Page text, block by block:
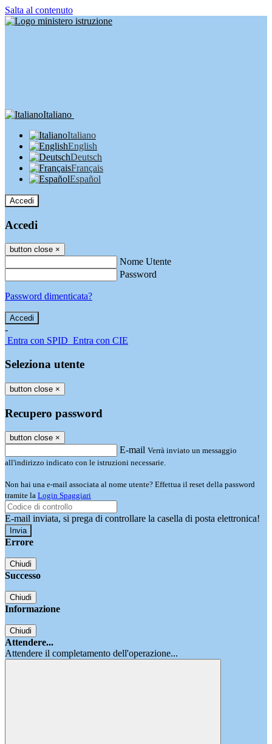
Salta al contenuto
Italiano
Italiano
English
Deutsch
Français
Español
Accedi
Accedi
button close ×
Nome Utente
Password
Password dimenticata?
-
Entra con SPID Entra con CIE
Seleziona utente
button close ×
Recupero password
button close ×
E-mail Verrà inviato un messaggio
all'indirizzo indicato con le istruzioni necessarie.
Non hai una e-mail associata al nome utente? Effettua il reset della password
tramite la Login Spaggiari
E-mail inviata, si prega di controllare la casella di posta elettronica!
Errore
Chiudi
Successo
Chiudi
Informazione
Chiudi
Attendere...
Attendere il completamento dell'operazione...